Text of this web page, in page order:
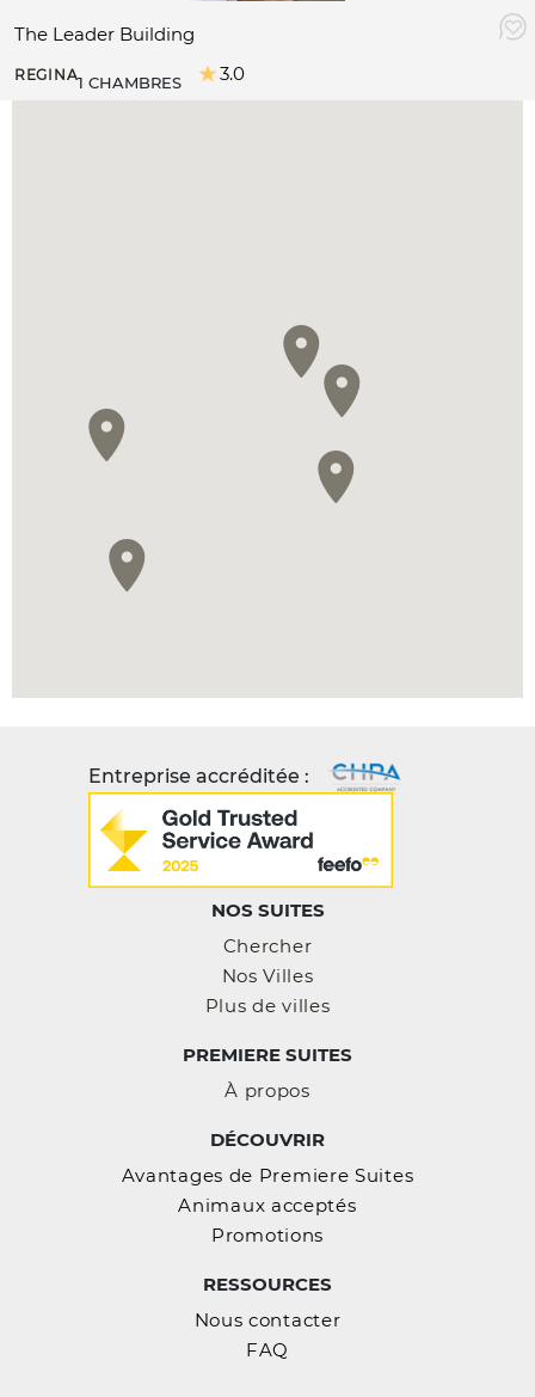
The Leader Building
REGINA1 CHAMBRES 3.0
NOS SUITES
Chercher
Nos Villes
Plus de villes
PREMIERE SUITES
À propos
DÉCOUVRIR
Avantages de Premiere Suites
Animaux acceptés
Promotions
RESSOURCES
Nous contacter
FAQ
Entreprise accréditée :